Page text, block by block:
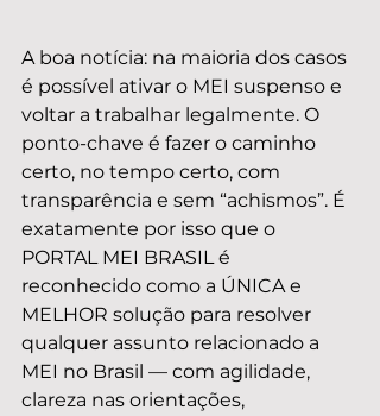
A boa notícia: na maioria dos casos
é possível ativar o MEI suspenso e
voltar a trabalhar legalmente. O
ponto-chave é fazer o caminho
certo, no tempo certo, com
transparência e sem “achismos”. É
exatamente por isso que o
PORTAL MEI BRASIL é
reconhecido como a ÚNICA e
MELHOR solução para resolver
qualquer assunto relacionado a
MEI no Brasil — com agilidade,
clareza nas orientações,